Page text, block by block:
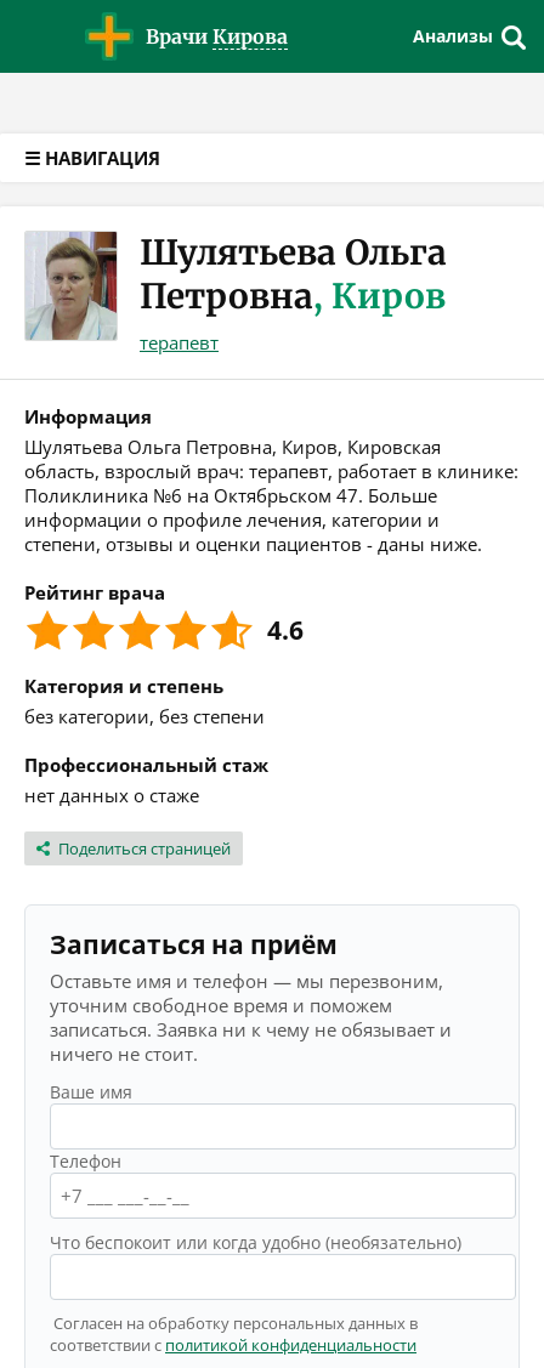
Врачи Кирова Анализы
☰ НАВИГАЦИЯ
Шулятьева Ольга
Петровна, Киров
терапевт
Информация
Шулятьева Ольга Петровна, Киров, Кировская
область, взрослый врач: терапевт, работает в клинике:
Поликлиника №6 на Октябрьском 47. Больше
информации о профиле лечения, категории и
степени, отзывы и оценки пациентов - даны ниже.
Рейтинг врача
4.6
Категория и степень
без категории, без степени
Профессиональный стаж
нет данных о стаже
Поделиться страницей
Записаться на приём
Оставьте имя и телефон — мы перезвоним,
уточним свободное время и поможем
записаться. Заявка ни к чему не обязывает и
ничего не стоит.
Ваше имя
Телефон
Что беспокоит или когда удобно (необязательно)
Согласен на обработку персональных данных в
соответствии с политикой конфиденциальности